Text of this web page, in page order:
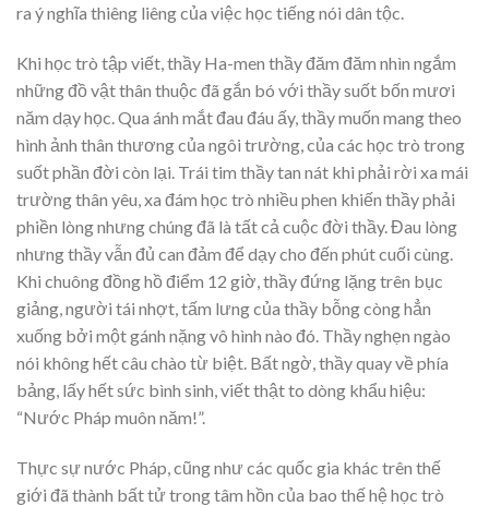
ra ý nghĩa thiêng liêng của việc học tiếng nói dân tộc.
Khi học trò tập viết, thầy Ha-men thầy đăm đăm nhìn ngắm
những đồ vật thân thuộc đã gắn bó với thầy suốt bốn mươi
năm dạy học. Qua ánh mắt đau đáu ấy, thầy muốn mang theo
hình ảnh thân thương của ngôi trường, của các học trò trong
suốt phần đời còn lại. Trái tim thầy tan nát khi phải rời xa mái
trường thân yêu, xa đám học trò nhiều phen khiến thầy phải
phiền lòng nhưng chúng đã là tất cả cuộc đời thầy. Đau lòng
nhưng thầy vẫn đủ can đảm để dạy cho đến phút cuối cùng.
Khi chuông đồng hồ điểm 12 giờ, thầy đứng lặng trên bục
giảng, người tái nhợt, tấm lưng của thầy bỗng còng hẳn
xuống bởi một gánh nặng vô hình nào đó. Thầy nghẹn ngào
nói không hết câu chào từ biệt. Bất ngờ, thầy quay về phía
bảng, lấy hết sức bình sinh, viết thật to dòng khẩu hiệu:
“Nước Pháp muôn năm!”.
Thực sự nước Pháp, cũng như các quốc gia khác trên thế
giới đã thành bất tử trong tâm hồn của bao thế hệ học trò